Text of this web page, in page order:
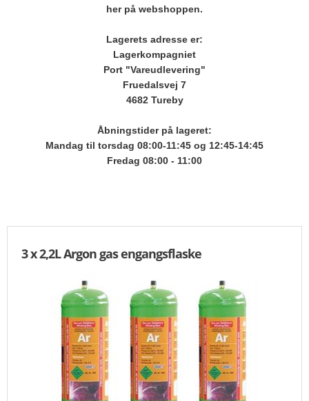
her på webshoppen.
Lagerets adresse er:
Lagerkompagniet
Port "Vareudlevering"
Fruedalsvej 7
4682 Tureby
Åbningstider på lageret:
Mandag til torsdag 08:00-11:45 og 12:45-14:45
Fredag 08:00 - 11:00
3 x 2,2L Argon gas engangsflaske